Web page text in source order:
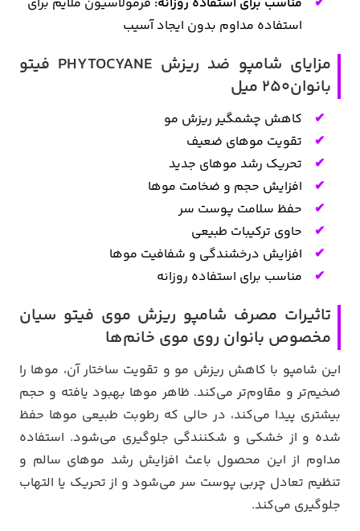
استفاده مداوم بدون ایجاد آسیب
مزایای شامپو ضد ریزش PHYTOCYANE فیتو
بانوان250 میل
کاهش چشمگیر ریزش مو
تقویت موهای ضعیف
تحریک رشد موهای جدید
افزایش حجم و ضخامت موها
حفظ سلامت پوست سر
حاوی ترکیبات طبیعی
افزایش درخشندگی و شفافیت موها
مناسب برای استفاده روزانه
تاثیرات مصرف شامپو ریزش موی فیتو سیان
مخصوص بانوان روی موی خانم‌ها
این شامپو با کاهش ریزش مو و تقویت ساختار آن، موها را
ضخیم‌تر و مقاوم‌تر می‌کند. ظاهر موها بهبود یافته و حجم
بیشتری پیدا می‌کند، در حالی که رطوبت طبیعی موها حفظ
شده و از خشکی و شکنندگی جلوگیری می‌شود. استفاده
مداوم از این محصول باعث افزایش رشد موهای سالم و
تنظیم تعادل چربی پوست سر می‌شود و از تحریک یا التهاب
جلوگیری می‌کند.